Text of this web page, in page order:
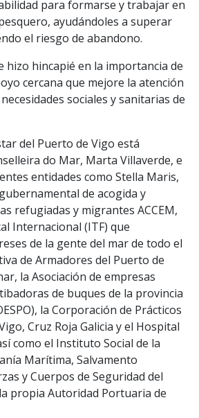
para formarse y trabajar en
ayudándoles a superar
el riesgo de abandono.
hizo hincapié en la importancia de
cercana que mejore la atención
sociales y sanitarias de
del Puerto de Vigo está
do Mar, Marta Villaverde, e
entidades como Stella Maris,
de acogida y
refugiadas y migrantes ACCEM,
Internacional (ITF) que
de la gente del mar de todo el
de Armadores del Puerto de
la Asociación de empresas
de buques de la provincia
la Corporación de Prácticos
Cruz Roja Galicia y el Hospital
como el Instituto Social de la
Marítima, Salvamento
y Cuerpos de Seguridad del
propia Autoridad Portuaria de